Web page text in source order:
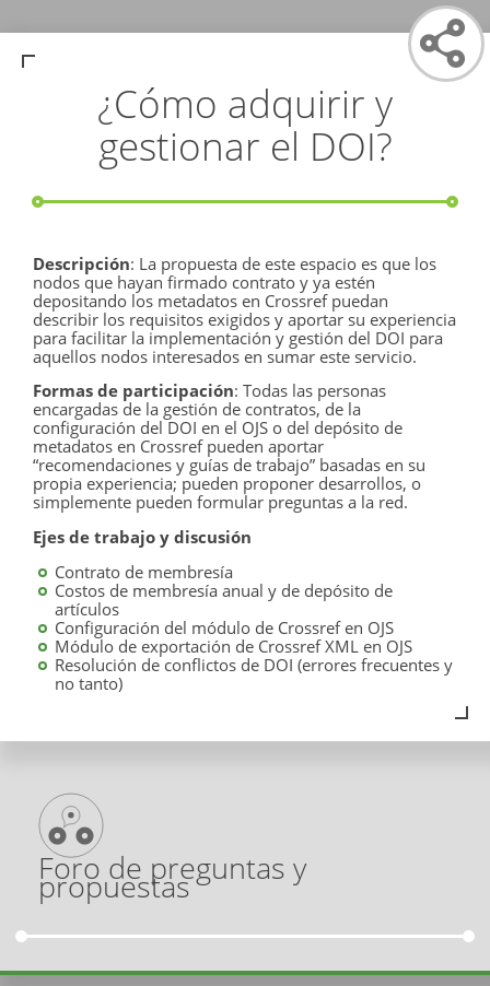
¿Cómo adquirir y
gestionar el DOI?
Descripción: La propuesta de este espacio es que los
nodos que hayan firmado contrato y ya estén
depositando los metadatos en Crossref puedan
describir los requisitos exigidos y aportar su experiencia
para facilitar la implementación y gestión del DOI para
aquellos nodos interesados en sumar este servicio.
Formas de participación: Todas las personas
encargadas de la gestión de contratos, de la
configuración del DOI en el OJS o del depósito de
metadatos en Crossref pueden aportar
“recomendaciones y guías de trabajo” basadas en su
propia experiencia; pueden proponer desarrollos, o
simplemente pueden formular preguntas a la red.
Ejes de trabajo y discusión
Contrato de membresía
Costos de membresía anual y de depósito de
artículos
Configuración del módulo de Crossref en OJS
Módulo de exportación de Crossref XML en OJS
Resolución de conflictos de DOI (errores frecuentes y
no tanto)
Foro de preguntas y
propuestas